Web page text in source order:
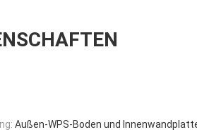
Außen-WPS-Boden und